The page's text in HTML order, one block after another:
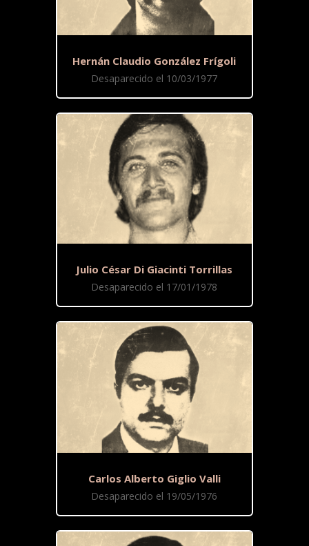
Hernán Claudio González Frígoli
Desaparecido el 10/03/1977
Julio César Di Giacinti Torrillas
Desaparecido el 17/01/1978
Carlos Alberto Giglio Valli
Desaparecido el 19/05/1976